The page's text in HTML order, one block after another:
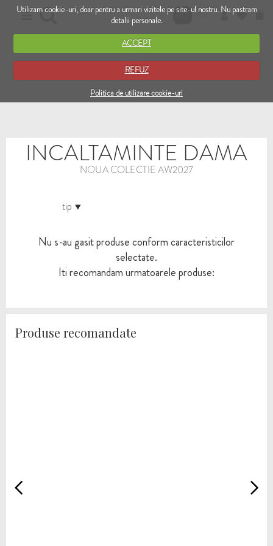
Utilizam cookie-uri, doar pentru a urmari vizitele pe site-ul nostru. Nu pastram
detalii personale.
ACCEPT
REFUZ
Politica de utilizare cookie-uri
RO EN
INCALTAMINTE DAMA
NOUA COLECTIE AW2027
tip
Nu s-au gasit produse conform caracteristicilor
selectate.
Iti recomandam urmatoarele produse:
Produse recomandate